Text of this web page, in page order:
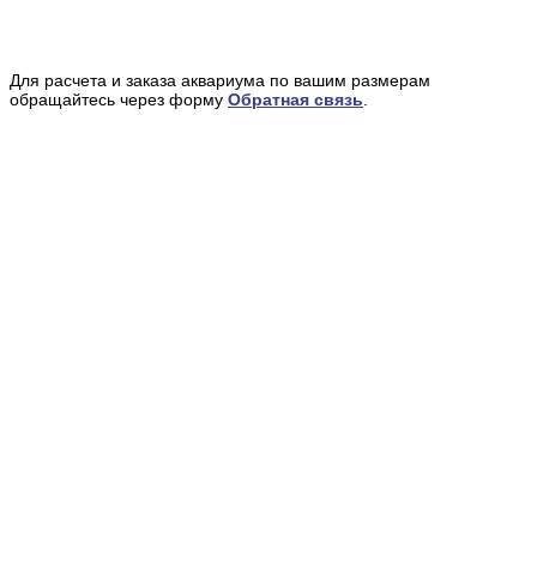
Для расчета и заказа аквариума по вашим размерам
обращайтесь через форму Обратная связь